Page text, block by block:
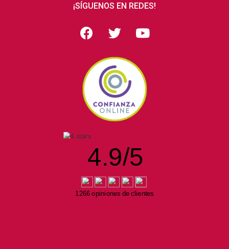
¡SÍGUENOS EN REDES!
4.9/5
1266 opiniones de clientes